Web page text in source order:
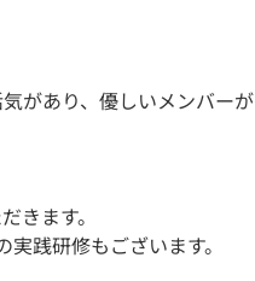
があり、優しいメンバーが
きます。
践研修もございます。